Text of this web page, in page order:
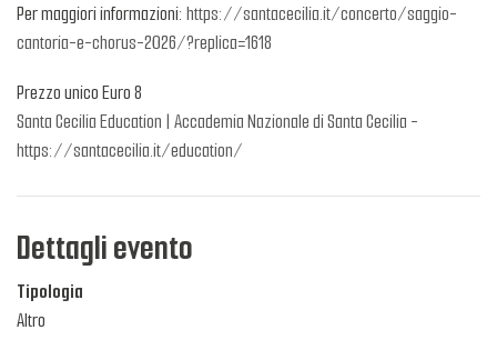
Per maggiori informazioni: https://santacecilia.it/concerto/saggio-
cantoria-e-chorus-2026/?replica=1618
Prezzo unico Euro 8
Santa Cecilia Education | Accademia Nazionale di Santa Cecilia -
https://santacecilia.it/education/
Dettagli evento
Tipologia
Altro